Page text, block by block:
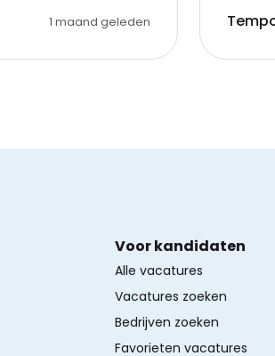
1 maand geleden
Voor kandidaten
Alle vacatures
Vacatures zoeken
Bedrijven zoeken
Favorieten vacatures